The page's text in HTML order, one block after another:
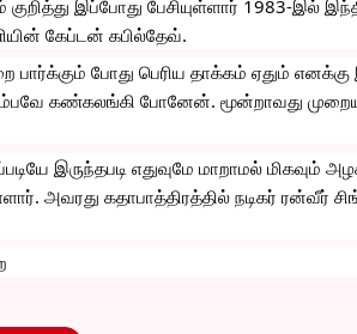
இப்போது பேசியுள்ளார் 1983-இல்
கேப்டன் கபில்தேவ்.
பார்க்கும் போது பெரிய தாக்கம் ஏதும்
கண்கலங்கி போனேன். மூன்றாவது
இருந்தபடி எதுவுமே மாறாமல் மிகவும்
அவரது கதாபாத்திரத்தில் நடிகர் ரன்வீர்